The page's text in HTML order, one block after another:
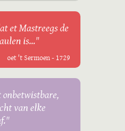
et Mastreegs de
is..."
oet 't Sermoen - 1729
van elke